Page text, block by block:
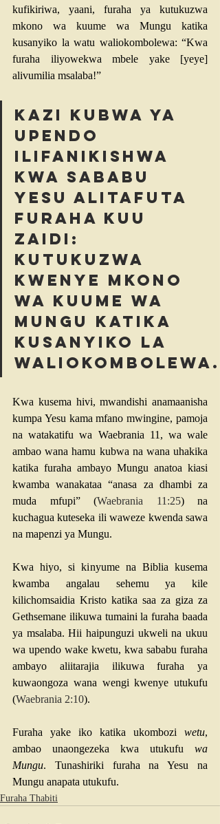
kufikiriwa, yaani, furaha ya kutukuzwa
mkono wa kuume wa Mungu katika
kusanyiko la watu waliokombolewa: “Kwa
furaha iliyowekwa mbele yake [yeye]
alivumilia msalaba!”
Kazi kubwa ya
upendo
ilifanikishwa
kwa sababu
Yesu alitafuta
furaha kuu
zaidi:
kutukuzwa
kwenye mkono
wa kuume wa
Mungu katika
kusanyiko la
waliokombolewa.
Kwa kusema hivi, mwandishi anamaanisha
kumpa Yesu kama mfano mwingine, pamoja
na watakatifu wa Waebrania 11, wa wale
ambao wana hamu kubwa na wana uhakika
katika furaha ambayo Mungu anatoa kiasi
kwamba wanakataa “anasa za dhambi za
muda mfupi” (Waebrania 11:25) na
kuchagua kuteseka ili waweze kwenda sawa
na mapenzi ya Mungu.
Kwa hiyo, si kinyume na Biblia kusema
kwamba angalau sehemu ya kile
kilichomsaidia Kristo katika saa za giza za
Gethsemane ilikuwa tumaini la furaha baada
ya msalaba. Hii haipunguzi ukweli na ukuu
wa upendo wake kwetu, kwa sababu furaha
ambayo aliitarajia ilikuwa furaha ya
kuwaongoza wana wengi kwenye utukufu
(Waebrania 2:10).
Furaha yake iko katika ukombozi wetu,
ambao unaongezeka kwa utukufu wa
Mungu. Tunashiriki furaha na Yesu na
Mungu anapata utukufu.
Furaha Thabiti